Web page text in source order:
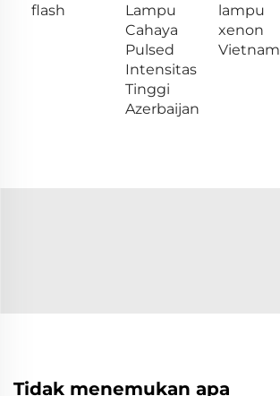
flash
Lampu
Cahaya
Pulsed
Intensitas
Tinggi
Azerbaijan
lampu
xenon
Vietnam
Tidak menemukan apa